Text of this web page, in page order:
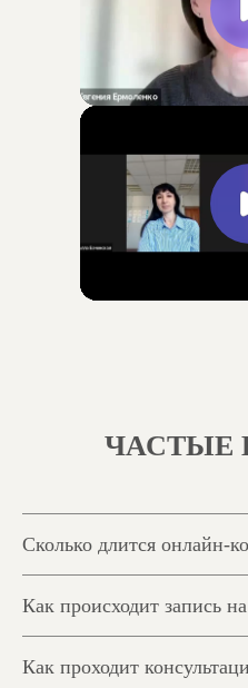
ЧАСТЫЕ
Сколько длится онлайн-
Как происходит запись
Как проходит